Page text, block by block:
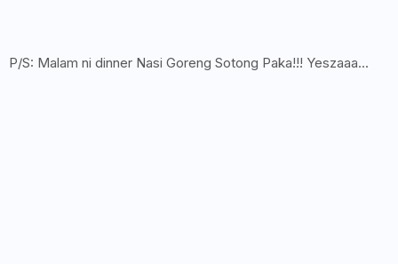
P/S: Malam ni dinner Nasi Goreng Sotong Paka!!! Yeszaaa...